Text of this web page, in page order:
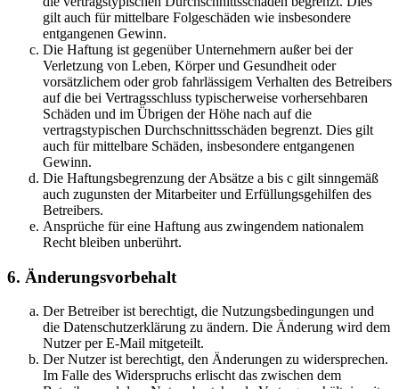
gilt auch für mittelbare Folgeschäden wie insbesondere
entgangenen Gewinn.
Die Haftung ist gegenüber Unternehmern außer bei der
Verletzung von Leben, Körper und Gesundheit oder
vorsätzlichem oder grob fahrlässigem Verhalten des Betreibers
auf die bei Vertragsschluss typischerweise vorhersehbaren
Schäden und im Übrigen der Höhe nach auf die
vertragstypischen Durchschnittsschäden begrenzt. Dies gilt
auch für mittelbare Schäden, insbesondere entgangenen
Gewinn.
Die Haftungsbegrenzung der Absätze a bis c gilt sinngemäß
auch zugunsten der Mitarbeiter und Erfüllungsgehilfen des
Betreibers.
Ansprüche für eine Haftung aus zwingendem nationalem
Recht bleiben unberührt.
6. Änderungsvorbehalt
Der Betreiber ist berechtigt, die Nutzungsbedingungen und
die Datenschutzerklärung zu ändern. Die Änderung wird dem
Nutzer per E-Mail mitgeteilt.
Der Nutzer ist berechtigt, den Änderungen zu widersprechen.
Im Falle des Widerspruchs erlischt das zwischen dem